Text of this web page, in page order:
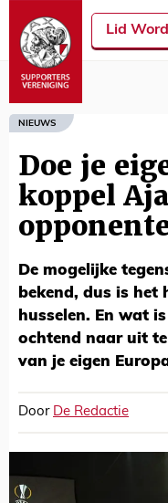
Lid
NIEUWS
Doe je
koppel
De mogelijke
bekend, dus is
husselen. En wat
ochtend naar uit
van je eigen
Door De Redactie